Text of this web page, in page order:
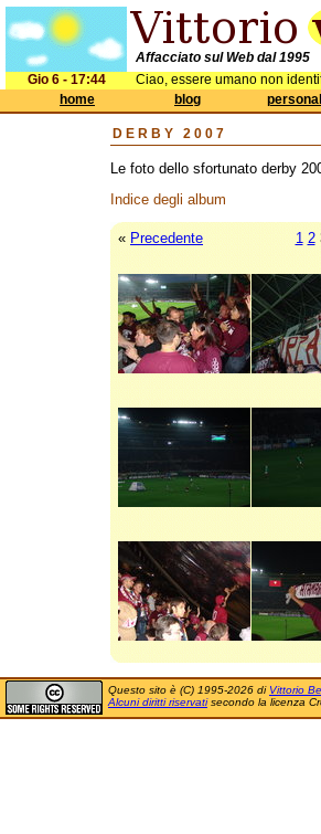
Affacciato sul Web dal 1995
Gio 6 - 17:44
Ciao, essere umano non
home
blog
DERBY 2007
Le foto dello sfortunato derby
Indice degli album
« Precedente 1 2
Questo sito è (C) 1995-2026 di Vittorio
Alcuni diritti riservatisecondo la licenza